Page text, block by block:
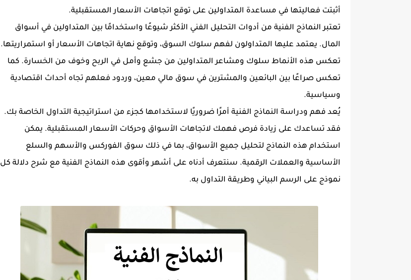
أثبتت فعاليتها في مساعدة المتداولين على توقع اتجاهات الأسعار المستقبلية.
تعتبر النماذج الفنية من أدوات التحليل الفني الأكثر شيوعًا واستخدامًا بين المتداولين في أسواق
المال. يعتمد عليها المتداولون لفهم سلوك السوق، وتوقع نهاية اتجاهات الأسعار أو استمراريتها.
تعكس هذه الأنماط سلوك ومشاعر المتداولين من جشع وأمل في الربح وخوف من الخسارة. كما
تعكس صراعًا بين البائعين والمشترين في سوق مالي معين، وردود فعلهم تجاه أحداث اقتصادية
وسياسية.
يُعد فهم ودراسة النماذج الفنية أمرًا ضروريًا لاستخدامها كجزء من استراتيجية التداول الخاصة بك.
فقد تساعدك على زيادة فرص فهمك لاتجاهات الأسواق وحركات الأسعار المستقبلية. يمكن
استخدام هذه النماذج لتحليل جميع الأسواق، بما في ذلك سوق الفوركس والأسهم والسلع
الأساسية والعملات الرقمية. سنتعرف أدناه على أشهر وأقوى هذه النماذج الفنية مع شرح دلالة كل
نموذج على الرسم البياني وطريقة التداول به.